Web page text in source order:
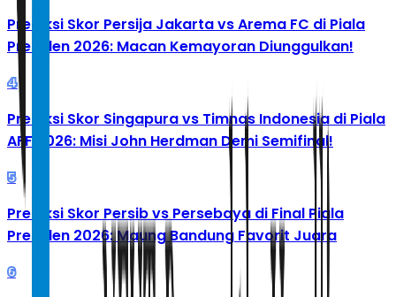
Prediksi Skor Persija Jakarta vs Arema FC di Piala
Presiden 2026: Macan Kemayoran Diunggulkan!
4
Prediksi Skor Singapura vs Timnas Indonesia di Piala
AFF 2026: Misi John Herdman Demi Semifinal!
5
Prediksi Skor Persib vs Persebaya di Final Piala
Presiden 2026: Maung Bandung Favorit Juara
6